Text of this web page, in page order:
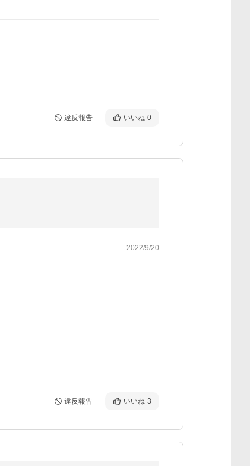
違反報告 いいね 0
2022/9/20
違反報告 いいね 3